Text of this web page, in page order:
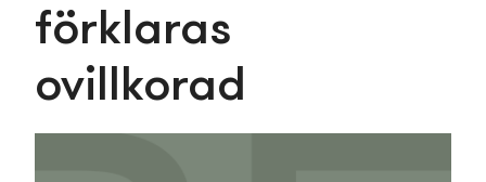
förklaras
ovillkorad